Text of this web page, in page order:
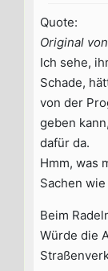
Quote:
Original
Ich sehe,
Schade,
von der
geben
dafür da.
Hmm, was
Sachen
Beim
Würde die